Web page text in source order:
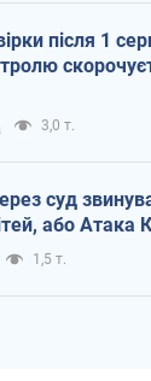
після 1
3,0 т.
суд
або
1,5 т.